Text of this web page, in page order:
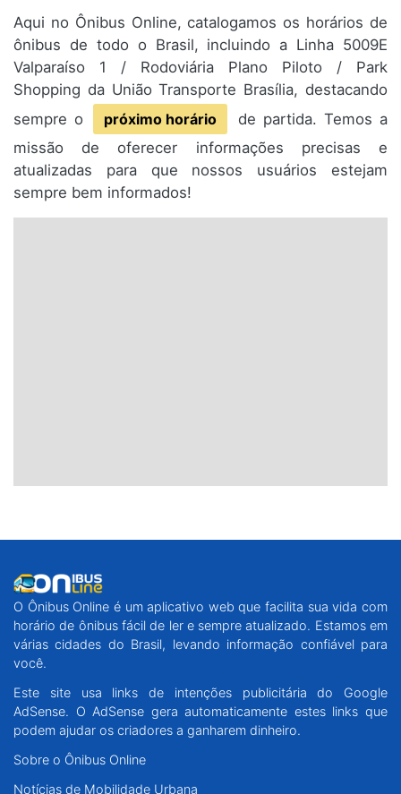
Aqui no Ônibus Online, catalogamos os horários de
ônibus de todo o Brasil, incluindo a Linha 5009E
Valparaíso 1 / Rodoviária Plano Piloto / Park
Shopping da União Transporte Brasília, destacando
sempre o
próximo horário
de partida. Temos a
missão de oferecer informações precisas e
atualizadas para que nossos usuários estejam
sempre bem informados!
O Ônibus Online é um aplicativo web que facilita sua vida com
horário de ônibus fácil de ler e sempre atualizado. Estamos em
várias cidades do Brasil, levando informação confiável para
você.
Este site usa links de intenções publicitária do Google
AdSense. O AdSense gera automaticamente estes links que
podem ajudar os criadores a ganharem dinheiro.
Sobre o Ônibus Online
Notícias de Mobilidade Urbana